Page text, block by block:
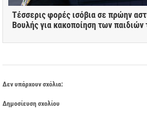
Τέσσερις φορές ισόβια σε πρώην
Βουλής για κακοποίηση των παιδιών
Δεν υπάρχουν σχόλια:
Δημοσίευση σχολίου